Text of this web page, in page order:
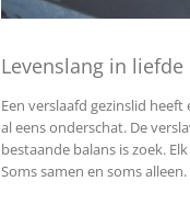
Levenslang in liefde
Een verslaafd gezinslid
al eens onderschat. De
bestaande balans is zoek.
Soms samen en soms alleen.